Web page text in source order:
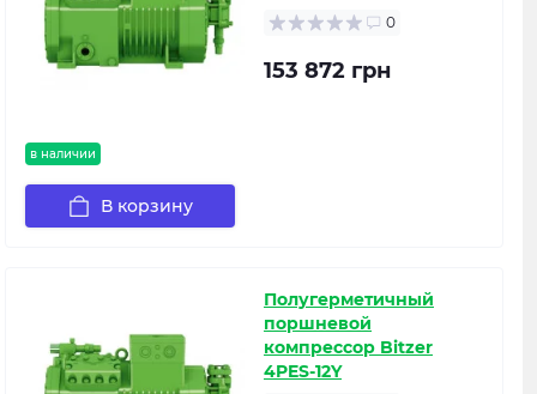
в наличии
0
153 872 грн
В корзину
Полугерметичный
поршневой
компрессор Bitzer
4PES-12Y